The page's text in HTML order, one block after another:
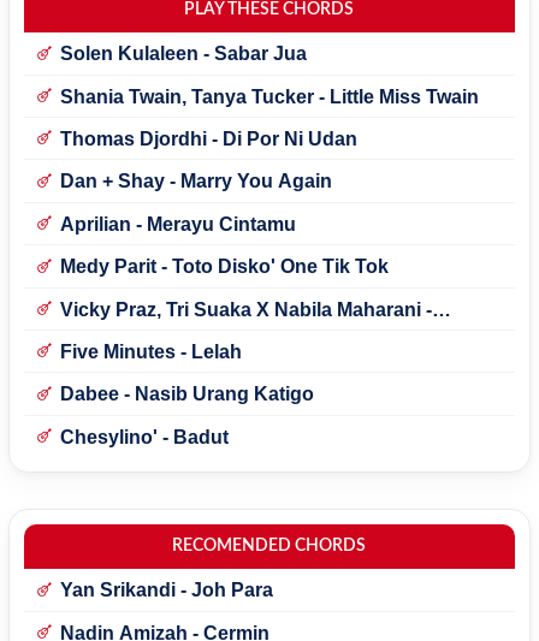
PLAY THESE CHORDS
Solen Kulaleen - Sabar Jua
Shania Twain, Tanya Tucker - Little Miss Twain
Thomas Djordhi - Di Por Ni Udan
Dan + Shay - Marry You Again
Aprilian - Merayu Cintamu
Medy Parit - Toto Disko' One Tik Tok
Vicky Praz, Tri Suaka X Nabila Maharani -
Five Minutes - Lelah
Dabee - Nasib Urang Katigo
Chesylino' - Badut
RECOMENDED CHORDS
Yan Srikandi - Joh Para
Nadin Amizah - Cermin